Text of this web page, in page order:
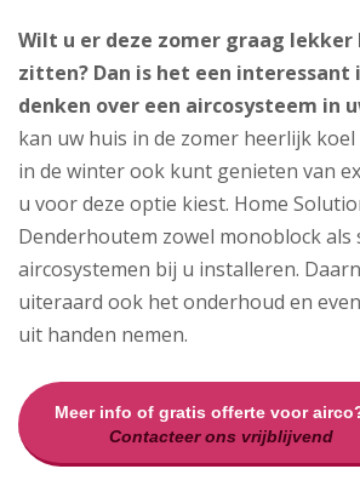
Wilt u er deze zomer graag
zitten? Dan is het een interessant
denken over een aircosysteem in
kan uw huis in de zomer heerlijk
in de winter ook kunt genieten van
u voor deze optie kiest. Home
Denderhoutem zowel monoblock als
aircosystemen bij u installeren.
uiteraard ook het onderhoud en
uit handen nemen.
Meer info of gratis offerte voor
Contacteer ons vrijblijvend